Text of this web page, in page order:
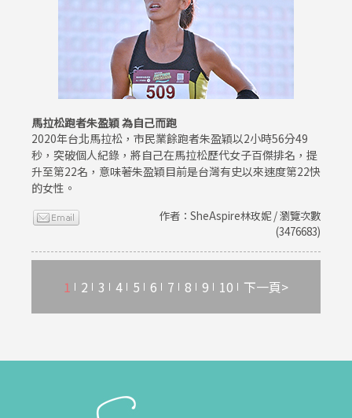
馬拉松跑者朱盈穎 為自己而跑
2020年台北馬拉松，市民業餘跑者朱盈穎以2小時56分49
秒，突破個人紀錄，將自己在馬拉松歷代女子百傑排名，提
升至第22名，意味著朱盈穎目前是台灣有史以來速度第22快
的女性。
作者：SheAspire林玫妮 / 瀏覽次數
(3476683)
1 2 3 4 5 6 7 8 9 10 下一頁>